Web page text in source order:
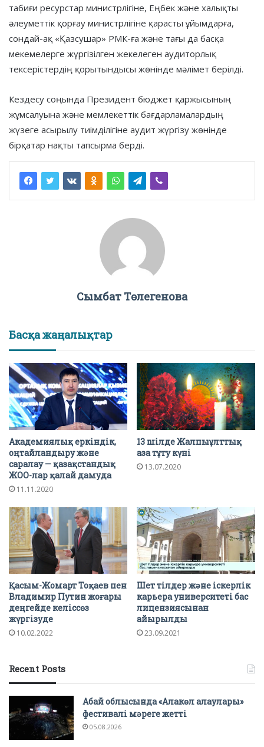
табиғи ресурстар министрлігіне, Еңбек және халықты
әлеуметтік қорғау министрлігіне қарасты ұйымдарға,
сондай-ақ «Қазсушар» РМК-ға және тағы да басқа
мекемелерге жүргізілген жекелеген аудиторлық
тексерістердің қорытындысы жөнінде мәлімет берілді.
Кездесу соңында Президент бюджет қаржысының
жұмсалуына және мемлекеттік бағдарламалардың
жүзеге асырылу тиімділігіне аудит жүргізу жөнінде
бірқатар нақты тапсырма берді.
Сымбат Төлегенова
Басқа жаңалықтар
Академиялық еркіндік,
оңтайландыру және
саралау — қазақстандық
ЖОО-лар қалай дамуда
11.11.2020
13 шілде Жалпыұлттық
аза тұту күні
13.07.2020
Қасым-Жомарт Тоқаев пен
Владимир Путин жоғары
деңгейде келіссөз
жүргізуде
10.02.2022
Шет тілдер және іскерлік
карьера университеті бас
лицензиясынан
айырылды
23.09.2021
Recent Posts
Абай облысында «Алакөл алаулары»
фестивалі мәреге жетті
05.08.2026